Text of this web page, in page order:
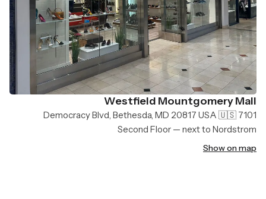
Westfield Mountgomery Mall
7101 Democracy Blvd, Bethesda, MD 20817 USA 🇺🇸
Second Floor — next to Nordstrom
Show on map